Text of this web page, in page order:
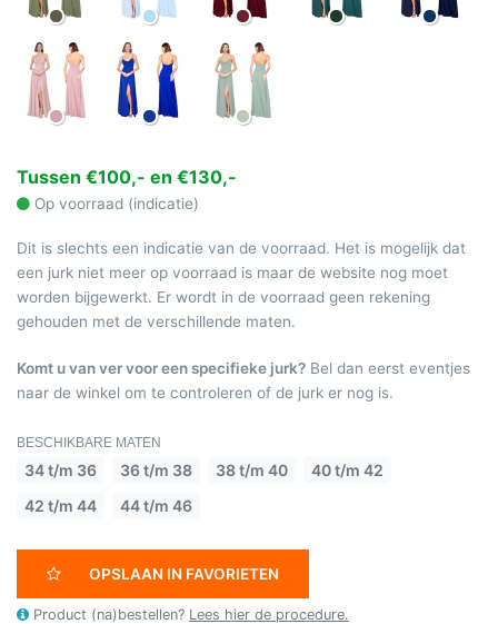
Tussen €100,- en €130,-
Op voorraad (indicatie)
Dit is slechts een indicatie van de voorraad. Het is mogelijk dat
een jurk niet meer op voorraad is maar de website nog moet
worden bijgewerkt. Er wordt in de voorraad geen rekening
gehouden met de verschillende maten.
Komt u van ver voor een specifieke jurk? Bel dan eerst eventjes
naar de winkel om te controleren of de jurk er nog is.
BESCHIKBARE MATEN
34 t/m 36 36 t/m 38 38 t/m 40
40 t/m 42
42 t/m 44
44 t/m 46
OPSLAAN IN FAVORIETEN
Product (na)bestellen? Lees hier de procedure.